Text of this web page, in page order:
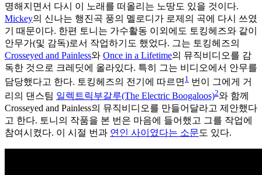
명해지면서 다시 이 노래를 떠올리는 노땅도 있을 것이다.
Mickey의 신나는 행진곡 풍의 멜로디가 로제의 곡에 다시 쓰였
기 때문이다. 한편 토니는 가수활동 이외에도 토킹헤즈와 같이
안무가(및 감독)로서 작업하기도 했었다. 그는 토킹헤즈의
Crosseyed and Painless와 Once in a Lifetime의 뮤직비디오를 감
독한 것으로 크레딧에 올라있다. 특히 그는 비디오에서 안무를
담당했다고 한다. 토킹헤즈의 전기에 따르면 1 번이 그에게 거
리의 댄스팀 일렉트릭부갈루(The Electric Boogaloos)2와 함께
Crosseyed and Painless의 뮤직비디오를 만들어달라고 제안했다
고 한다. 토니의 작품을 본 번은 마음에 들어했고 그를 작업에
참여시켰다. 이 시절 번과 연인 사이였다는 소문도 있다.